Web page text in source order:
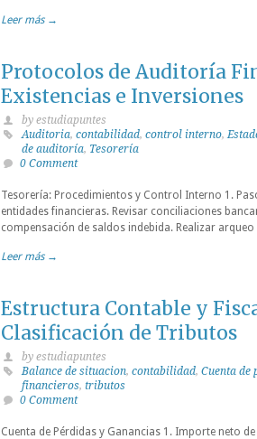
Leer más →
Protocolos de Auditoría
Existencias e Inversiones
by estudiapuntes
Auditoria, contabilidad, control interno,
de auditoría, Tesorería
0 Comment
Tesorería: Procedimientos y Control Interno 1.
entidades financieras. Revisar conciliaciones
compensación de saldos indebida. Realizar
Leer más →
Estructura Contable y
Clasificación de Tributos
by estudiapuntes
Balance de situacion, contabilidad, Cuenta de
financieros, tributos
0 Comment
Cuenta de Pérdidas y Ganancias 1. Importe neto